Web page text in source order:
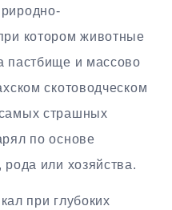
котором животные
пастбище и массово
скотоводческом
страшных
по основе
или хозяйства.
при глубоких